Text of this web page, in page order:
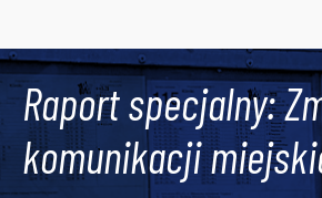
Raport specjalny:
komunikacji